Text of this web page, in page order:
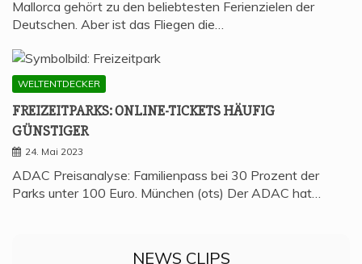
Mallorca gehört zu den beliebtesten Ferienzielen der
Deutschen. Aber ist das Fliegen die…
WELTENTDECKER
FREI­ZEIT­PARKS: ONLINE-TICKETS HÄU­FIG
GÜNSTIGER
24. Mai 2023
ADAC Preisanalyse: Familienpass bei 30 Prozent der
Parks unter 100 Euro. München (ots) Der ADAC hat…
NEWS CLIPS